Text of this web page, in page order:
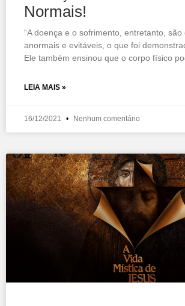
Normais!
“A doença e o sofrimento, entretanto, são
anormais e evitáveis, o que foi
Ele também ensinou que o corpo físico
LEIA MAIS »
16/12/2021 Nenhum comentário